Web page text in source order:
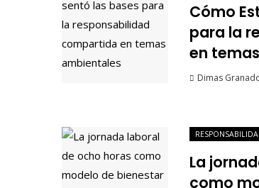
Cómo
para la
en
Dimas
La
como